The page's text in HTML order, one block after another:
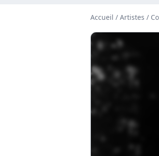
Accueil / Artistes /